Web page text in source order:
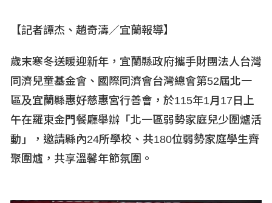
農林漁牧
房產理財
宜蘭國際童玩節
運動賽事
【記者譚杰、趙奇濤／宜蘭報導】
歲末寒冬送暖迎新年，宜蘭縣政府攜手財團法人台灣
同濟兒童基金會、國際同濟會台灣總會第52屆北一
區及宜蘭縣惠好慈惠宮行善會，於115年1月17 日上
午在羅東金門餐廳舉辦「北一區弱勢家庭兒少圍爐活
動」，邀請縣內24所學校、共180位弱勢家庭學生齊
聚圍爐，共享溫馨年節氛圍。